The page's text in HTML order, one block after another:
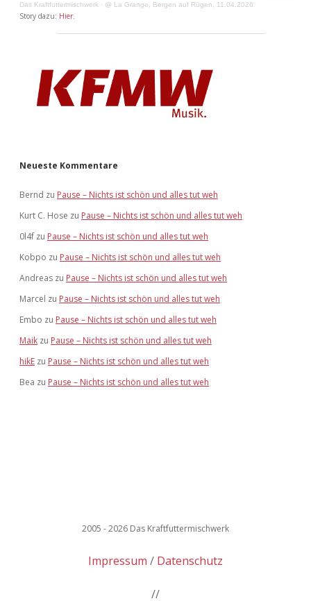
Das Kraftfuttermischwerk · @ La Grange, Bergen auf Rügen, 11.04.2026
Story dazu: Hier.
Neueste Kommentare
Bernd zu Pause – Nichts ist schön und alles tut weh
Kurt C. Hose zu Pause – Nichts ist schön und alles tut weh
0l4f zu Pause – Nichts ist schön und alles tut weh
Kobpo zu Pause – Nichts ist schön und alles tut weh
Andreas zu Pause – Nichts ist schön und alles tut weh
Marcel zu Pause – Nichts ist schön und alles tut weh
Embo zu Pause – Nichts ist schön und alles tut weh
Maik zu Pause – Nichts ist schön und alles tut weh
hikE zu Pause – Nichts ist schön und alles tut weh
Bea zu Pause – Nichts ist schön und alles tut weh
2005 - 2026 Das Kraftfuttermischwerk
Impressum Datenschutz
//